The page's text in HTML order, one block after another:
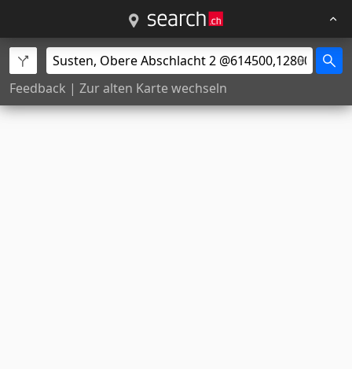
Feedback | Zur alten Karte wechseln